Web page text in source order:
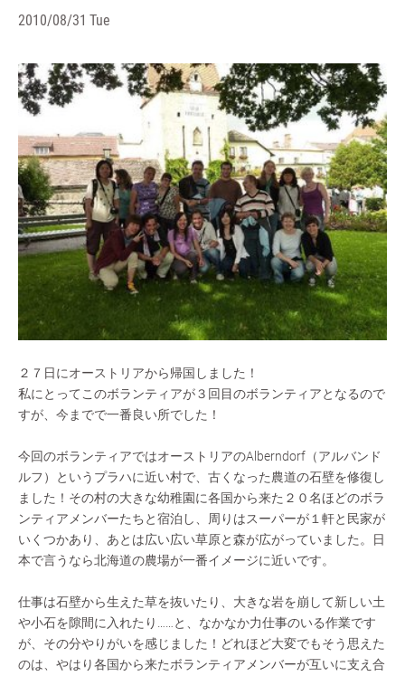
2010/08/31 Tue
２７日にオーストリアから帰国しました！
私にとってこのボランティアが３回目のボランティアとなるので
すが、今までで一番良い所でした！
今回のボランティアではオーストリアのAlberndorf（アルバンド
ルフ）というプラハに近い村で、古くなった農道の石壁を修復し
ました！その村の大きな幼稚園に各国から来た２０名ほどのボラ
ンティアメンバーたちと宿泊し、周りはスーパーが１軒と民家が
いくつかあり、あとは広い広い草原と森が広がっていました。日
本で言うなら北海道の農場が一番イメージに近いです。
仕事は石壁から生えた草を抜いたり、大きな岩を崩して新しい土
や小石を隙間に入れたり……と、なかなか力仕事のいる作業です
が、その分やりがいを感じました！どれほど大変でもそう思えた
のは、やはり各国から来たボランティアメンバーが互いに支え合